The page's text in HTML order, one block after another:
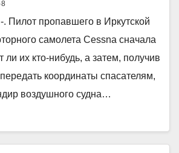
Пилот пропавшего в Иркутской
самолета Cessna сначала
их кто-нибудь, а затем, получив
координаты спасателям,
воздушного судна…